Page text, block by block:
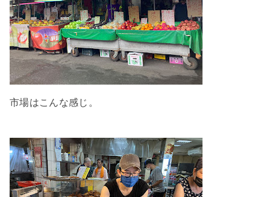
市場はこんな感じ。